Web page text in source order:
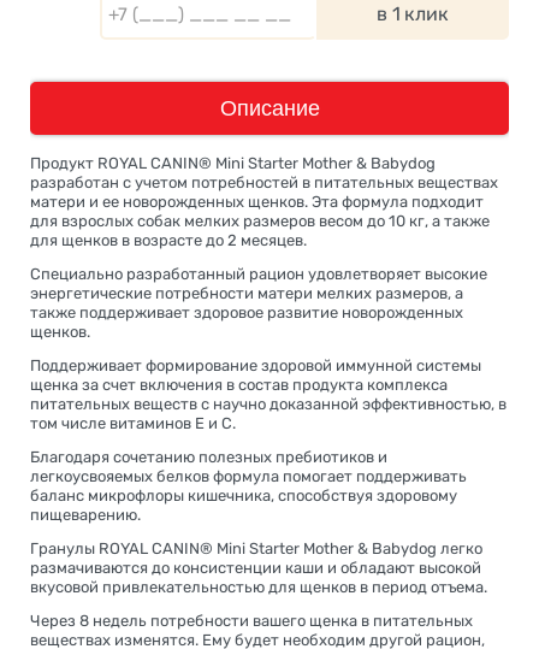
в 1 клик
Описание
Продукт ROYAL CANIN® Mini Starter Mother & Babydog
разработан с учетом потребностей в питательных веществах
матери и ее новорожденных щенков. Эта формула подходит
для взрослых собак мелких размеров весом до 10 кг, а также
для щенков в возрасте до 2 месяцев.
Специально разработанный рацион удовлетворяет высокие
энергетические потребности матери мелких размеров, а
также поддерживает здоровое развитие новорожденных
щенков.
Поддерживает формирование здоровой иммунной системы
щенка за счет включения в состав продукта комплекса
питательных веществ с научно доказанной эффективностью, в
том числе витаминов E и C.
Благодаря сочетанию полезных пребиотиков и
легкоусвояемых белков формула помогает поддерживать
баланс микрофлоры кишечника, способствуя здоровому
пищеварению.
Гранулы ROYAL CANIN® Mini Starter Mother & Babydog легко
размачиваются до консистенции каши и обладают высокой
вкусовой привлекательностью для щенков в период отъема.
Через 8 недель потребности вашего щенка в питательных
веществах изменятся. Ему будет необходим другой рацион,